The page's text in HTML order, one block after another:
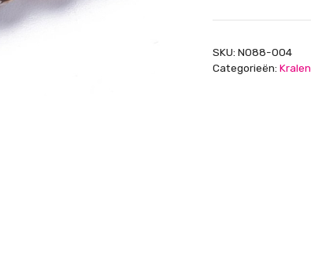
6
aantal
SKU: N088-004
Categorieën: Kralen